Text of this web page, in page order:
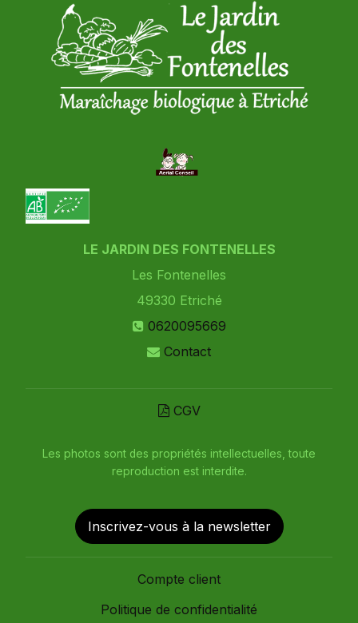
LE JARDIN DES FONTENELLES
Les Fontenelles
49330 Etriché
0620095669
Contact
CGV
Les photos sont des propriétés intellectuelles, toute
reproduction est interdite.
Inscrivez-vous à la newsletter
Compte client
Politique de confidentialité